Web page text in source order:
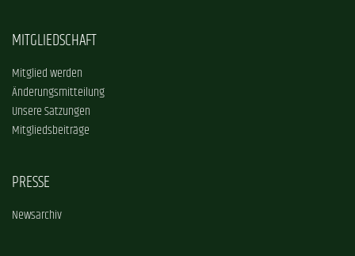
MITGLIEDSCHAFT
Mitglied werden
Änderungsmitteilung
Unsere Satzungen
Mitgliedsbeiträge
PRESSE
Newsarchiv